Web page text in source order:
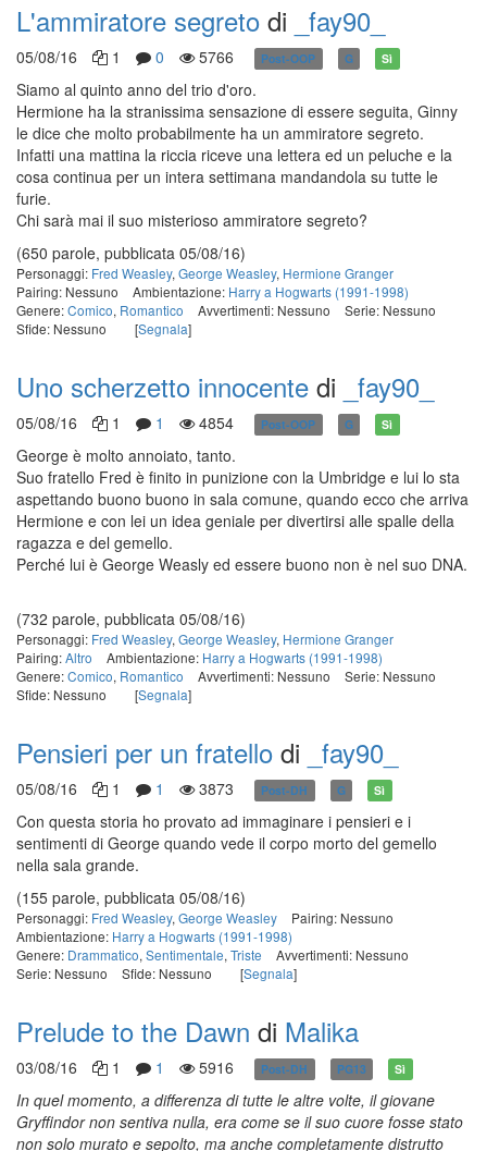
L'ammiratore segreto di _fay90_
05/08/16 1 0 5766 Post-OOP G Sì
Siamo al quinto anno del trio d'oro.
Hermione ha la stranissima sensazione di essere seguita, Ginny
le dice che molto probabilmente ha un ammiratore segreto.
Infatti una mattina la riccia riceve una lettera ed un peluche e la
cosa continua per un intera settimana mandandola su tutte le
furie.
Chi sarà mai il suo misterioso ammiratore segreto?
(650 parole, pubblicata 05/08/16)
Personaggi: Fred Weasley, George Weasley, Hermione Granger
Pairing: Nessuno
Ambientazione: Harry a Hogwarts (1991-1998)
Genere:Comico, Romantico Avvertimenti: Nessuno
Serie: Nessuno
Sfide: Nessuno
[Segnala]
Uno scherzetto innocente di _fay90_
05/08/16 1 1 4854 Post-OOP G Sì
George è molto annoiato, tanto.
Suo fratello Fred è finito in punizione con la Umbridge e lui lo sta
aspettando buono buono in sala comune, quando ecco che arriva
Hermione e con lei un idea geniale per divertirsi alle spalle della
ragazza e del gemello.
Perché lui è George Weasly ed essere buono non è nel suo DNA.
(732 parole, pubblicata 05/08/16)
Personaggi: Fred Weasley, George Weasley, Hermione Granger
Pairing:Altro Ambientazione: Harry a Hogwarts (1991-1998)
Genere:Comico, Romantico Avvertimenti: Nessuno
Serie: Nessuno
Sfide: Nessuno
[Segnala]
Pensieri per un fratello di _fay90_
05/08/16 1 1 3873 Post-DH G Sì
Con questa storia ho provato ad immaginare i pensieri e i
sentimenti di George quando vede il corpo morto del gemello
nella sala grande.
(155 parole, pubblicata 05/08/16)
Personaggi: Fred Weasley, George Weasley
Pairing: Nessuno
Ambientazione: Harry a Hogwarts (1991-1998)
Genere: Drammatico, Sentimentale, Triste
Avvertimenti: Nessuno
Serie: Nessuno
Sfide: Nessuno [Segnala]
Prelude to the Dawn di Malika
03/08/16 1 1 5916 Post-DH PG13 Sì
In quel momento, a differenza di tutte le altre volte, il giovane
Gryffindor non sentiva nulla, era come se il suo cuore fosse stato
non solo murato e sepolto, ma anche completamente distrutto